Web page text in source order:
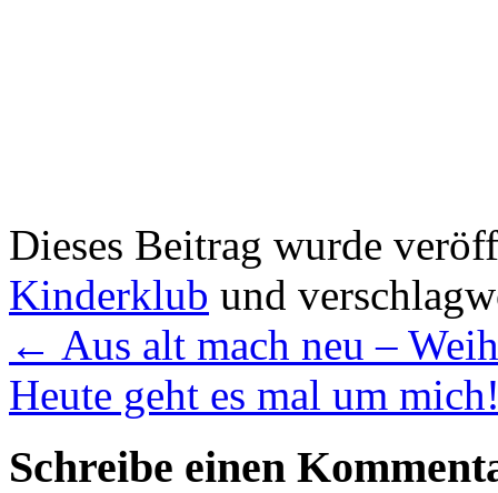
Dieses Beitrag wurde
Kinderklub und
← Aus alt mach neu –
Heute geht es mal um
Schreibe einen